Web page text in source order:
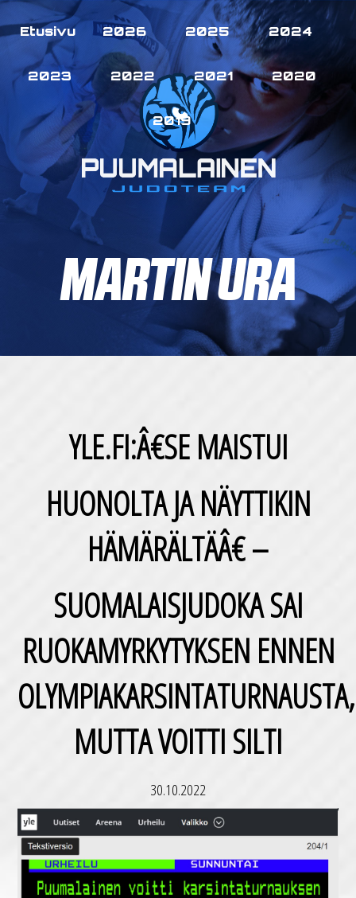
MARTIN URA
Etusivu 2026 2025 2024
2023 2022 2021 2020
2019
YLE.FI:Â€SE MAISTUI
HUONOLTA JA NÄYTTIKIN
HÄMÄRÄLTÄÂ€ –
SUOMALAISJUDOKA SAI
RUOKAMYRKYTYKSEN ENNEN
OLYMPIAKARSINTATURNAUSTA,
MUTTA VOITTI SILTI
30.10.2022